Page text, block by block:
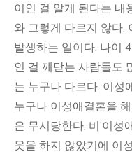
이인 걸 알게 된다는 내
와 그렇게 다르지 않다.
발생하는 일이다. 나이
인 걸 깨닫는 사람들도
는 누구나 다르다. 이성
누구나 이성애결혼을
은 무시당한다. 비’이성
웃을 하지 않았기에 이